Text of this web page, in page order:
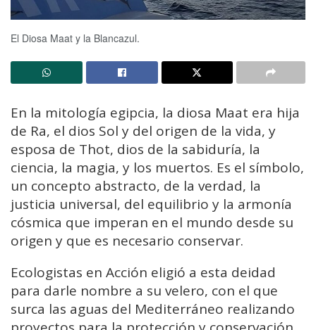
El Diosa Maat y la Blancazul.
En la mitología egipcia, la diosa Maat era hija
de Ra, el dios Sol y del origen de la vida, y
esposa de Thot, dios de la sabiduría, la
ciencia, la magia, y los muertos. Es el símbolo,
un concepto abstracto, de la verdad, la
justicia universal, del equilibrio y la armonía
cósmica que imperan en el mundo desde su
origen y que es necesario conservar.
Ecologistas en Acción eligió a esta deidad
para darle nombre a su velero, con el que
surca las aguas del Mediterráneo realizando